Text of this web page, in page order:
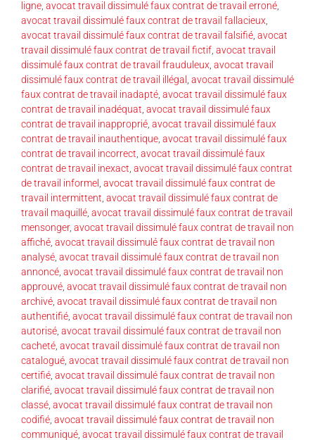
ligne avocat travail dissimulé faux contrat de travail erroné
avocat travail dissimulé faux contrat de travail fallacieux
avocat travail dissimulé faux contrat de travail falsifié avocat
travail dissimulé faux contrat de travail fictif avocat travail
dissimulé faux contrat de travail frauduleux avocat travail
dissimulé faux contrat de travail illégal avocat travail dissimulé
faux contrat de travail inadapté avocat travail dissimulé faux
contrat de travail inadéquat avocat travail dissimulé faux
contrat de travail inapproprié avocat travail dissimulé faux
contrat de travail inauthentique avocat travail dissimulé faux
contrat de travail incorrect avocat travail dissimulé faux
contrat de travail inexact avocat travail dissimulé faux contrat
de travail informel avocat travail dissimulé faux contrat de
travail intermittent avocat travail dissimulé faux contrat de
travail maquillé avocat travail dissimulé faux contrat de travail
mensonger, avocat travail dissimulé faux contrat de travail non
affiché avocat travail dissimulé faux contrat de travail non
analysé avocat travail dissimulé faux contrat de travail non
annoncé avocat travail dissimulé faux contrat de travail non
approuvé avocat travail dissimulé faux contrat de travail non
archivé avocat travail dissimulé faux contrat de travail non
authentifié avocat travail dissimulé faux contrat de travail non
autorisé avocat travail dissimulé faux contrat de travail non
cacheté avocat travail dissimulé faux contrat de travail non
catalogué avocat travail dissimulé faux contrat de travail non
certifié avocat travail dissimulé faux contrat de travail non
clarifié avocat travail dissimulé faux contrat de travail non
classé avocat travail dissimulé faux contrat de travail non
codifié avocat travail dissimulé faux contrat de travail non
communiqué avocat travail dissimulé faux contrat de travail